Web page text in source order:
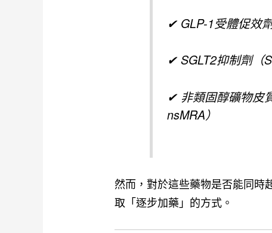
✔ GLP-1受體促效
✔ SGLT2抑制劑（
✔ 非類固醇礦物皮
nsMRA）
然而，對於這些藥物是否能同時
取「逐步加藥」的方式。